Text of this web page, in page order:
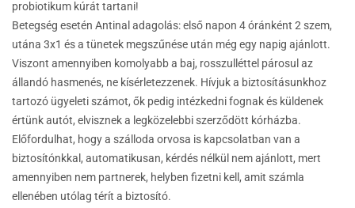
probiotikum kúrát tartani!
Betegség esetén Antinal adagolás: első napon 4 óránként 2 szem,
utána 3x1 és a tünetek megszűnése után még egy napig ajánlott.
Viszont amennyiben komolyabb a baj, rosszulléttel párosul az
állandó hasmenés, ne kísérletezzenek. Hívjuk a biztosításunkhoz
tartozó ügyeleti számot, ők pedig intézkedni fognak és küldenek
értünk autót, elvisznek a legközelebbi szerződött kórházba.
Előfordulhat, hogy a szálloda orvosa is kapcsolatban van a
biztosítónkkal, automatikusan, kérdés nélkül nem ajánlott, mert
amennyiben nem partnerek, helyben fizetni kell, amit számla
ellenében utólag térít a biztosító.